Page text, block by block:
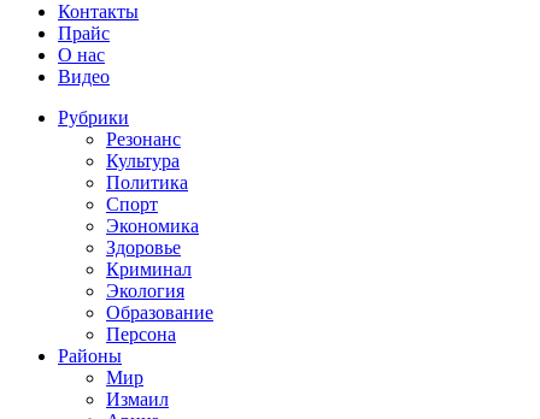
Контакты
Прайс
О нас
Видео
Рубрики
Резонанс
Культура
Политика
Спорт
Экономика
Здоровье
Криминал
Экология
Образование
Персона
Районы
Мир
Измаил